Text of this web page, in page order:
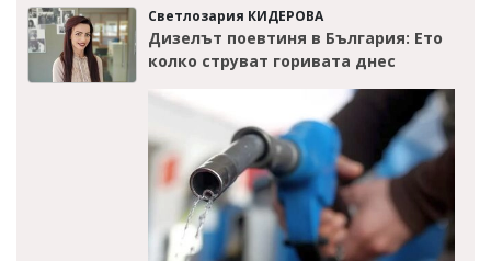
Светлозария КИДЕРОВА
Дизелът поевтиня в България: Ето
колко струват горивата днес